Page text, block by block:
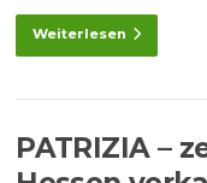
Weiterlesen
PATRIZIA –